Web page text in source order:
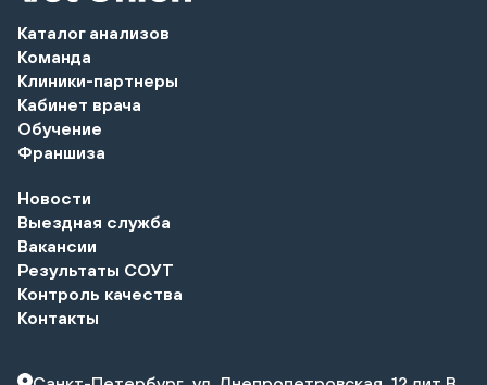
Каталог анализов
Команда
Клиники-партнеры
Кабинет врача
Обучение
Франшиза
Новости
Выездная служба
Вакансии
Результаты СОУТ
Контроль качества
Контакты